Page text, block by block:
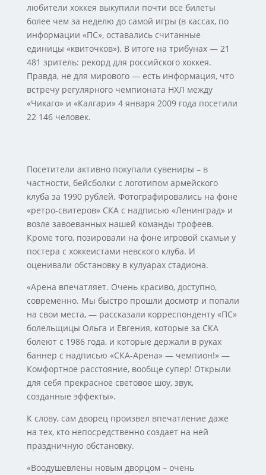
любители хоккея выкупили почти все билеты
более чем за неделю до самой игры (в кассах, по
информации «ПС», оставались считанные
единицы «квиточков»). В итоге на трибунах — 21
481 зритель: рекорд для российского хоккея.
Правда, не для мирового — есть информация, что
встречу регулярного чемпионата НХЛ между
«Чикаго» и «Калгари» 4 января 2009 года посетили
22 146 человек.
Посетители активно покупали сувениры – в
частности, бейсболки с логотипом армейского
клуба за 1990 рублей. Фотографировались на фоне
«ретро-свитеров» СКА с надписью «Ленинград» и
возле завоеванных нашей команды трофеев.
Кроме того, позировали на фоне игровой скамьи у
постера с хоккеистами невского клуба. И
оценивали обстановку в кулуарах стадиона.
«Арена впечатляет. Очень красиво, доступно,
современно. Мы быстро прошли досмотр и попали
на свои места, — рассказали корреспонденту «ПС»
болельщицы Ольга и Евгения, которые за СКА
болеют с 1986 года, и которые держали в руках
баннер с надписью «СКА-Арена» — чемпион!» —
Комфортное расстояние, вообще супер! Открыли
для себя прекрасное световое шоу, звук,
созданные эффекты».
К слову, сам дворец произвел впечатление даже
на тех, кто непосредственно создает на ней
праздничную обстановку.
«Воодушевлены новым дворцом – очень